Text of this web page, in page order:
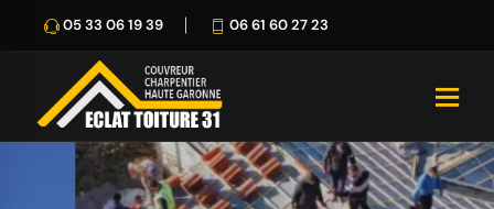
05 33 06 19 39 06 61 60 27 23